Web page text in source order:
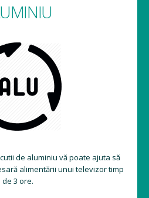
de aluminiu vă poate ajuta să
alimentării unui televizor timp
de 3 ore.